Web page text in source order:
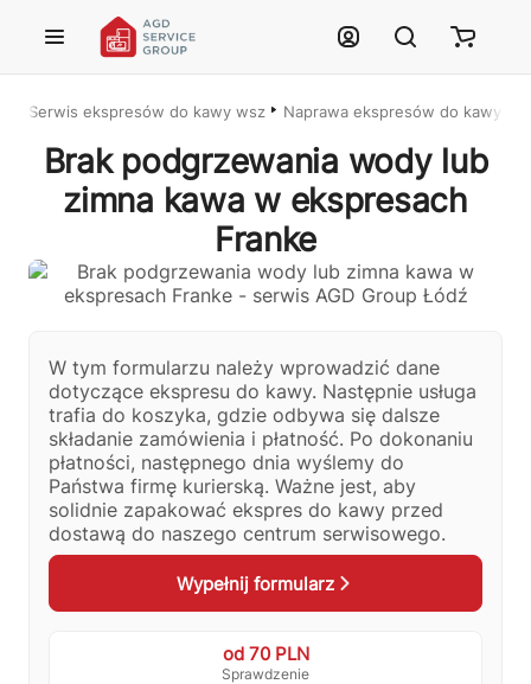
Przejdź do treści głównej
Serwis ekspresów do kawy wszystkich marek – Łódź i cała Polska
Naprawa ekspresów do kawy w
Brak podgrzewania wody lub
zimna kawa w ekspresach
Franke
W tym formularzu należy wprowadzić dane
dotyczące ekspresu do kawy. Następnie usługa
trafia do koszyka, gdzie odbywa się dalsze
składanie zamówienia i płatność. Po dokonaniu
płatności, następnego dnia wyślemy do
Państwa firmę kurierską. Ważne jest, aby
solidnie zapakować ekspres do kawy przed
dostawą do naszego centrum serwisowego.
Wypełnij formularz
od 70 PLN
Sprawdzenie
☕
Cześć! Jestem Justyna
Pomogę Ci z ekspresem do kawy — sprawdzenie, naprawa, części
zamienne lub złożenie zamówienia.
🔎Status naprawy 🔧Jak oddać do naprawy?